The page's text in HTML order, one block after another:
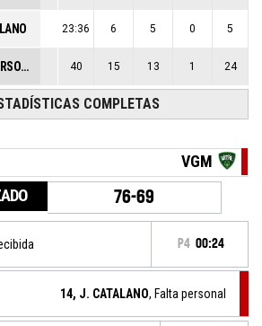
23:36 6 5 0 5
E. ANDERSON JR. 40 15 13 1 24
COMPLETAS
VGM
76-69
P4 00:24
14, J. CATALANO, Falta personal